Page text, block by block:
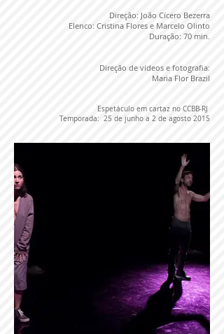
Direção: João Cícero Bezerra
Elenco: Cristina Flores e Marcelo Olinto
Duração: 70 min.
Direção de vídeos e fotografia:
Maria Flor Brazil
Espetáculo em cartaz no CCBB-RJ
Temporada: 25 de junho a 2 de agosto 2015